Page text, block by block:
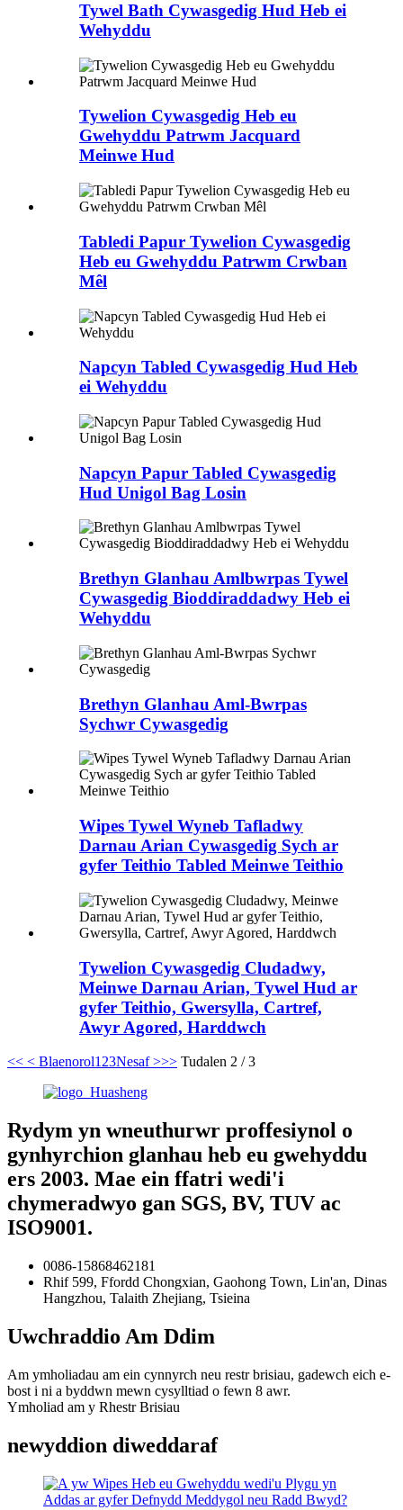
Tywel Bath Cywasgedig Hud Heb ei
Wehyddu
Tywelion Cywasgedig Heb eu
Gwehyddu Patrwm Jacquard
Meinwe Hud
Tabledi Papur Tywelion Cywasgedig
Heb eu Gwehyddu Patrwm Crwban
Mêl
Napcyn Tabled Cywasgedig Hud Heb
ei Wehyddu
Napcyn Papur Tabled Cywasgedig
Hud Unigol Bag Losin
Brethyn Glanhau Amlbwrpas Tywel
Cywasgedig Bioddiraddadwy Heb ei
Wehyddu
Brethyn Glanhau Aml-Bwrpas
Sychwr Cywasgedig
Wipes Tywel Wyneb Tafladwy
Darnau Arian Cywasgedig Sych ar
gyfer Teithio Tabled Meinwe Teithio
Tywelion Cywasgedig Cludadwy,
Meinwe Darnau Arian, Tywel Hud ar
gyfer Teithio, Gwersylla, Cartref,
Awyr Agored, Harddwch
<< < Blaenorol1 23Nesaf >>> Tudalen 2 / 3
Rydym yn wneuthurwr proffesiynol o
gynhyrchion glanhau heb eu gwehyddu
ers 2003. Mae ein ffatri wedi'i
chymeradwyo gan SGS, BV, TUV ac
ISO9001.
0086-15868462181
Rhif 599, Ffordd Chongxian, Gaohong Town, Lin'an, Dinas
Hangzhou, Talaith Zhejiang, Tsieina
Uwchraddio Am Ddim
Am ymholiadau am ein cynnyrch neu restr brisiau, gadewch eich e-
bost i ni a byddwn mewn cysylltiad o fewn 8 awr.
Ymholiad am y Rhestr Brisiau
newyddion diweddaraf